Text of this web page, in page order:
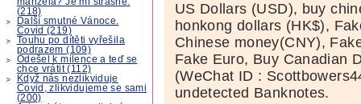
(218)
Další smutné Vánoce.
Covid (219)
Touhu po dítěti vyřešila
podrazem (109)
Odešel k milence a teď se
chce vrátit (112)
Když nás nezlikviduje
Covid, zlikvidujeme se sami
(200)
US Dollars (USD), buy
honkong dollars (HK$),
Chinese money(CNY),
Fake Euro, Buy Canadian
(WeChat ID :
undetected Banknotes.